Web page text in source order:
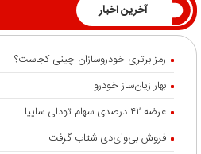
آخرین اخبار
رمز برتری خودروسازان چینی کجاست؟
بهار زیان‌ساز خودرو
عرضه ۴۲ درصدی سهام تودلی سایپا
فروش بی‌وای‌دی شتاب گرفت